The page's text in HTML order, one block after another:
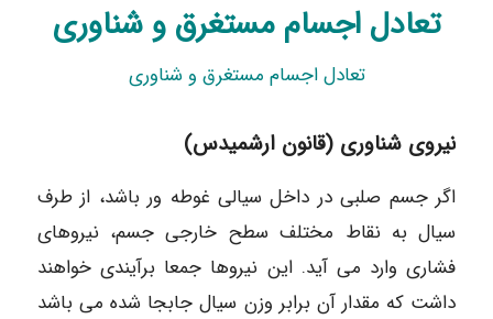
تعادل اجسام مستغرق و شناوری
تعادل اجسام مستغرق و شناوری
نیروی شناوری (قانون ارشمیدس)
اگر جسم صلبی در داخل سيالی غوطه ور باشد، از طرف
سیال به نقاط مختلف سطح خارجی جسم، نیروهای
فشاری وارد می آید. این نیروها جمعا برآیندی خواهند
داشت که مقدار آن برابر وزن سیال جابجا شده می باشد